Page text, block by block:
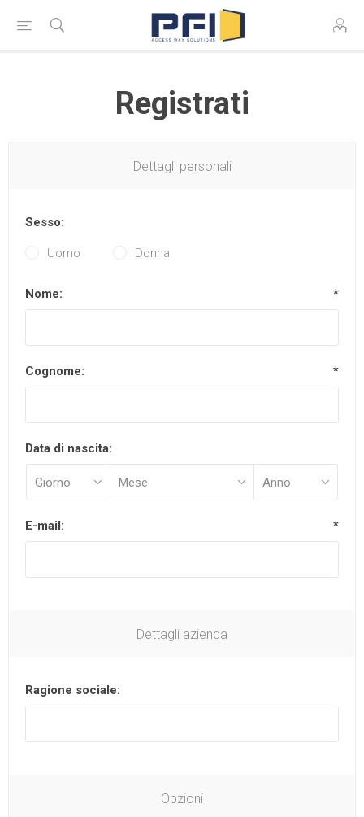
Registrati
Dettagli personali
Sesso:
Uomo Donna
Nome: *
Cognome: *
Data di nascita:
E-mail: *
Dettagli azienda
Ragione sociale:
Opzioni